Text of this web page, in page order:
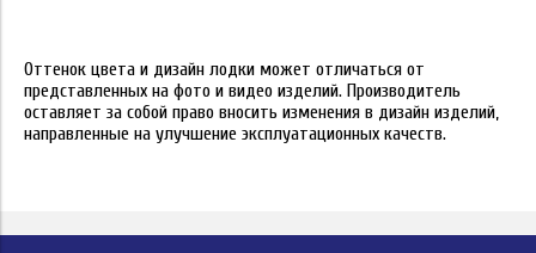
Оттенок цвета и дизайн лодки может отличаться от
представленных на фото и видео изделий. Производитель
оставляет за собой право вносить изменения в дизайн изделий,
направленные на улучшение эксплуатационных качеств.